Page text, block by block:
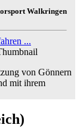
Walkringen
...
von Gönnern
mit ihrem